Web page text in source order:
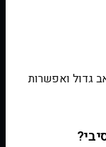
גדול ואפשרות